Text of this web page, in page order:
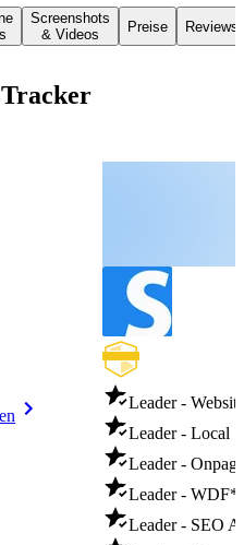
Screenshots
& Videos
Preise Reviews
Tracker
Leader -
Leader - Local
Leader - Onpage
Leader -
Leader - SEO